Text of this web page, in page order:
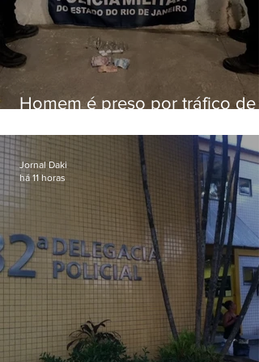
Homem é preso por tráfico de
Jornal Daki
há 11 horas